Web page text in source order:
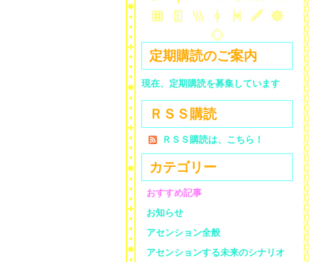
定期購読のご案内
現在、定期購読を募集しています
ＲＳＳ購読
ＲＳＳ購読は、こちら！
カテゴリー
おすすめ記事
お知らせ
アセンション全般
アセンションする未来のシナリオ